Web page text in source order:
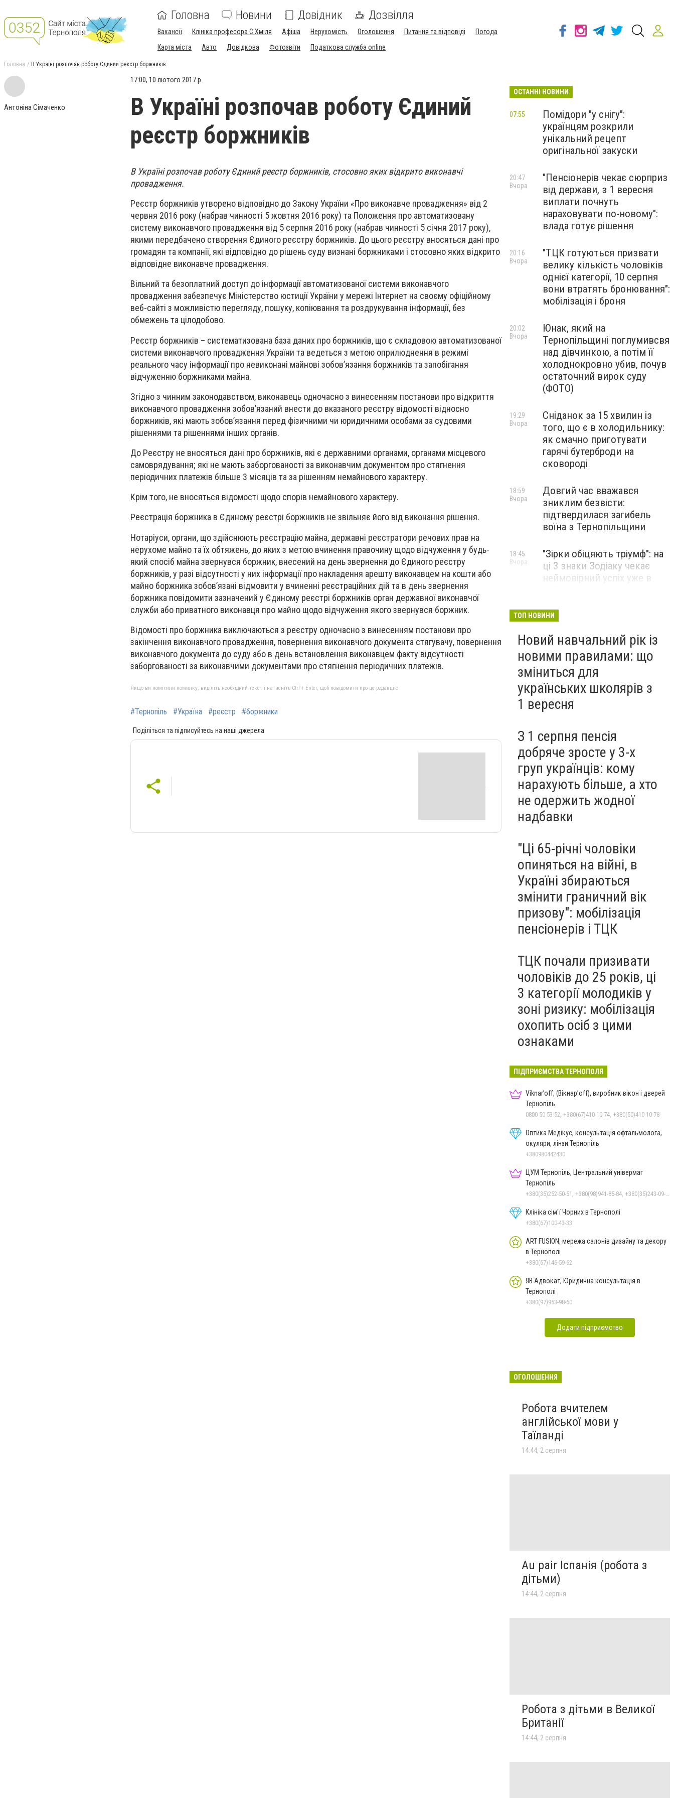
Головна Новини Довідник Дозвілля
Вакансії Клініка професора С.Хміля Афіша Нерухомість Оголошення Питання та відповіді
Погода
Карта міста
Авто Довідкова Фотозвіти Податкова служба online
Головна В Україні розпочав роботу Єдиний реєстр боржників
Антоніна Сімаченко
17:00, 10 лютого 2017 р.
В Україні розпочав роботу Єдиний
реєстр боржників
В Україні розпочав роботу Єдиний реєстр боржників, стосовно яких відкрито виконавчі
провадження.
Реєстр боржників утворено відповідно до Закону України «Про виконавче провадження» від 2
червня 2016 року (набрав чинності 5 жовтня 2016 року) та Положення про автоматизовану
систему виконавчого провадження від 5 серпня 2016 року (набрав чинності 5 січня 2017 року),
якими передбачено створення Єдиного реєстру боржників. До цього реєстру вносяться дані про
громадян та компанії, які відповідно до рішень суду визнані боржниками і стосовно яких відкрито
відповідне виконавче провадження.
Вільний та безоплатний доступ до інформації автоматизованої системи виконавчого
провадження забезпечує Міністерство юстиції України у мережі Інтернет на своєму офіційному
веб-сайті з можливістю перегляду, пошуку, копіювання та роздрукування інформації, без
обмежень та цілодобово.
Реєстр боржників – систематизована база даних про боржників, що є складовою автоматизованої
системи виконавчого провадження України та ведеться з метою оприлюднення в режимі
реального часу інформації про невиконані майнові зобов’язання боржників та запобігання
відчуженню боржниками майна.
Згідно з чинним законодавством, виконавець одночасно з винесенням постанови про відкриття
виконавчого провадження зобов’язаний внести до вказаного реєстру відомості відносно
боржників, які мають зобов’язання перед фізичними чи юридичними особами за судовими
рішеннями та рішеннями інших органів.
До Реєстру не вносяться дані про боржників, які є державними органами, органами місцевого
самоврядування; які не мають заборгованості за виконавчим документом про стягнення
періодичних платежів більше 3 місяців та за рішенням немайнового характеру.
Крім того, не вносяться відомості щодо спорів немайнового характеру.
Реєстрація боржника в Єдиному реєстрі боржників не звільняє його від виконання рішення.
Нотаріуси, органи, що здійснюють реєстрацію майна, державні реєстратори речових прав на
нерухоме майно та їх обтяжень, до яких з метою вчинення правочину щодо відчуження у будь-
який спосіб майна звернувся боржник, внесений на день звернення до Єдиного реєстру
боржників, у разі відсутності у них інформації про накладення арешту виконавцем на кошти або
майно боржника зобов’язані відмовити у вчиненні реєстраційних дій та в день звернення
боржника повідомити зазначений у Єдиному реєстрі боржників орган державної виконавчої
служби або приватного виконавця про майно щодо відчуження якого звернувся боржник.
Відомості про боржника виключаються з реєстру одночасно з винесенням постанови про
закінчення виконавчого провадження, повернення виконавчого документа стягувачу, повернення
виконавчого документа до суду або в день встановлення виконавцем факту відсутності
заборгованості за виконавчими документами про стягнення періодичних платежів.
Якщо ви помітили помилку, виділіть необхідний текст і натисніть Ctrl + Enter, щоб повідомити про це редакцію
#Тернопіль #Україна #реєстр #боржники
Поділіться та підписуйтесь на наші джерела
ОСТАННІ НОВИНИ
Помідори "у снігу":
українцям розкрили
унікальний рецепт
оригінальної закуски
07:55
"Пенсіонерів чекає сюрприз
від держави, з 1 вересня
виплати почнуть
нараховувати по-новому":
влада готує рішення
20:47
Вчора
"ТЦК готуються призвати
велику кількість чоловіків
однієї категорії, 10 серпня
вони втратять бронювання":
мобілізація і броня
20:16
Вчора
Юнак, який на
Тернопільщині поглумивсвя
над дівчинкою, а потім її
холоднокровно убив, почув
остаточний вирок суду
(ФОТО)
20:02
Вчора
Сніданок за 15 хвилин із
того, що є в холодильнику:
як смачно приготувати
гарячі бутерброди на
сковороді
19:29
Вчора
Довгий час вважався
зниклим безвісти:
підтвердилася загибель
воїна з Тернопільщини
18:59
Вчора
"Зірки обіцяють тріумф": на
ці 3 знаки Зодіаку чекає
неймовірний успіх уже в
18:45
Вчора
Після ударів по «Епіцентру»
склади ще трьох великих
компаній: можливий
дефіцит одягу, взуття та
запчастин
18:28
ТОП НОВИНИ
Новий навчальний рік із
новими правилами: що
зміниться для
українських школярів з
1 вересня
З 1 серпня пенсія
добряче зросте у 3-х
груп українців: кому
нарахують більше, а хто
не одержить жодної
надбавки
"Ці 65-річні чоловіки
опиняться на війні, в
Україні збираються
змінити граничний вік
призову": мобілізація
пенсіонерів і ТЦК
ТЦК почали призивати
чоловіків до 25 років, ці
3 категорії молодиків у
зоні ризику: мобілізація
охопить осіб з цими
ознаками
ПІДПРИЄМСТВА ТЕРНОПОЛЯ
Viknar’off, (Вікнар’off), виробник вікон і дверей
Тернопіль
0800 50 53 52, +380(67)410-10-74, +380(50)410-10-78
Оптика Медікус, консультація офтальмолога,
окуляри, лінзи Тернопіль
+380980442430
ЦУМ Тернопіль, Центральний універмаг
Тернопіль
+380(35)252-50-51, +380(98)941-85-84, +380(35)243-09-09, +380(98)831-44-51
Клініка сім'ї Чорних в Тернополі
+380(67)100-43-33
ART FUSION, мережа салонів дизайну та декору
в Тернополі
+380(67)146-59-62
ЯВ Адвокат, Юридична консультація в
Тернополі
+380(97)953-98-60
Додати підприємство
ОГОЛОШЕННЯ
Робота вчителем
англійської мови у
Таїланді
14:44, 2 серпня
Au pair Іспанія (робота з
дітьми)
14:44, 2 серпня
Робота з дітьми в Великої
Британії
14:44, 2 серпня